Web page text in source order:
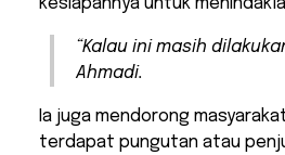
“Kalau ini masih
Ahmadi.
Ia juga mendorong
terdapat pungutan atau